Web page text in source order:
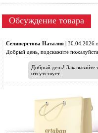
Обсуждение товара
Селиверстова Наталия | 30.04.2026
Добрый день, подскажите
Добрый день! Заказывайте
отсутствует.